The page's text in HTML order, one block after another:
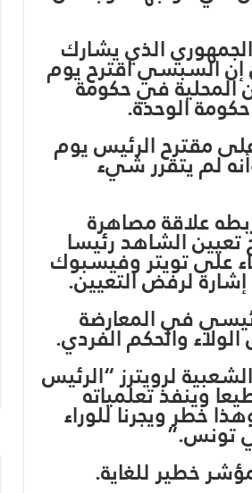
الذي يشارك
إن السبسي اقترح يوم
المحلية في حكومة
الوحدة.
مقترح الرئيس يوم
لم يتقرر شيء
علاقة مصاهرة
تعيين الشاهد رئيسا
على تويتر وفيسبوك
لرفض التعيين.
في المعارضة
والحكم الفردي.
لرويترز “الرئيس
وينفذ تعلمياته
خطر ويجرنا للوراء
تونس.”
خطير للغاية.